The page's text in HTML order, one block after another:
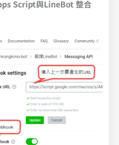
Script與LineBot 整合